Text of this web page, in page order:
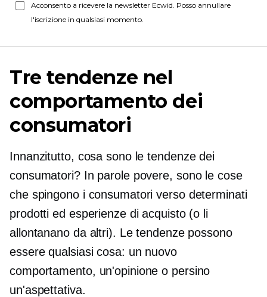
Acconsento a ricevere la newsletter Ecwid. Posso annullare
l'iscrizione in qualsiasi momento.
Tre tendenze nel
comportamento dei
consumatori
Innanzitutto, cosa sono le tendenze dei
consumatori? In parole povere, sono le cose
che spingono i consumatori verso determinati
prodotti ed esperienze di acquisto (o li
allontanano da altri). Le tendenze possono
essere qualsiasi cosa: un nuovo
comportamento, un'opinione o persino
un'aspettativa.